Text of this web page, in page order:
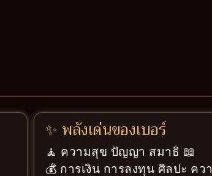
✨ พลังเด่นของเบอร์
🧘 ความสุข ปัญญา สมาธิ 📖
💰 การเงิน การลงทุน ศิลปะ คว